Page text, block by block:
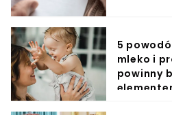
5
mleko i
powinny